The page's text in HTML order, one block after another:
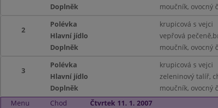
Doplněk
moučník, ovocný
2
Polévka
krupicová s vejci
Hlavní jídlo
vepřová
Doplněk
moučník, ovocný
3
Polévka
krupicová s vejci
Hlavní jídlo
zeleninový talíř,
Doplněk
moučník, ovocný
Menu
Chod Čtvrtek 11. 1. 2007